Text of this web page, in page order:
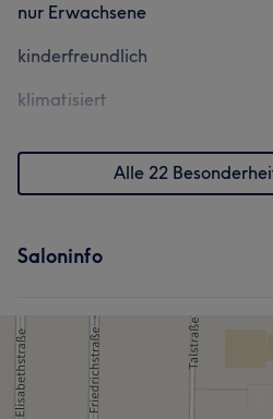
nur Erwachsene
kinderfreundlich
klimatisiert
Alle 22
Saloninfo